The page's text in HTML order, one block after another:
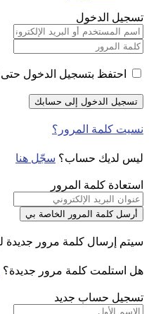
تسجيل الدخول
احتفظ بتسجيل الدخول
نسيت كلمة المرور؟
ليس لديك حساب؟ سجّل هنا
استعادة كلمة المرور
سيتم إرسال كلمة مرور جديدة
هل استلمت كلمة مرور جديدة؟
تسجيل حساب جديد